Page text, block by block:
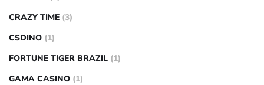
CRAZY TIME (3)
CSDINO (1)
FORTUNE TIGER BRAZIL (1)
GAMA CASINO (1)